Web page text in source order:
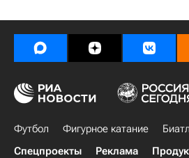
Футбол Фигурное катание
Спецпроекты
Реклама